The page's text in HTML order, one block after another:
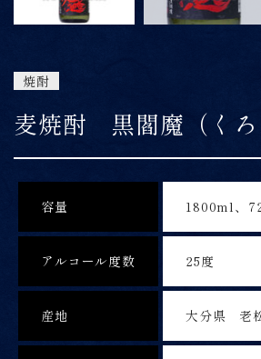
受付時間 9:00～15:00
焼酎
麦焼酎 黒閻魔（くろ
容量 1800ml、
アルコール度数 25度
産地 大分県 老